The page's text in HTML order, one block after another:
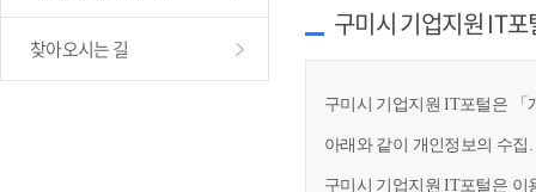
찾아오시는 길
구미시 기업지원 IT
구미시 기업지원 IT포털은 「
아래와 같이 개인정보의 수집
구미시 기업지원 IT포털은 이